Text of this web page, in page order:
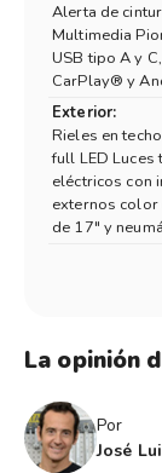
Alerta de
Multimedia
USB tipo A y
CarPlay® y
Exterior:
Rieles en
full LED
eléctricos con
externos color
de 17" y
La opinión
Por
José